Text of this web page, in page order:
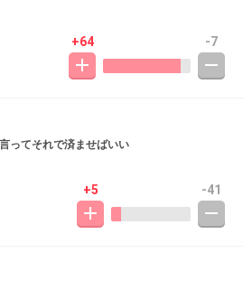
+64 -7
ってそれで済ませばいい
+5 -41